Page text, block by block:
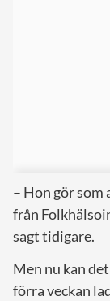
– Hon gör som
från
sagt tidigare.
Men nu kan
förra veckan